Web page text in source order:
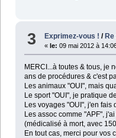
3 Exprimez-vous ! /Re
«le: 09 mai 2012 à
MERCI...à toutes & tous, je
ans de procédures & c'est
Les animaux "OUI", mais
Le sport "OUI", je pratique
Les voyages "OUI", j'en
Les assoc comme "APF",
(médicalisé à mort, avec
En tout cas, merci pour vos